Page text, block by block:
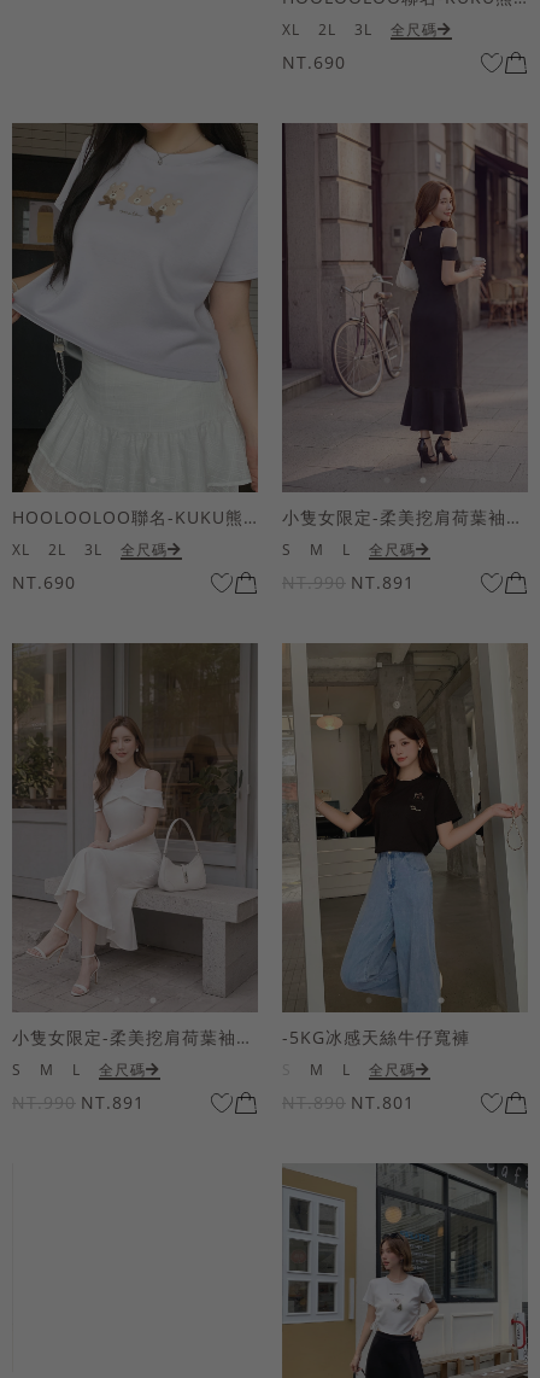
XL 2L 3L 全尺碼
NT.690
HOOLOOLOO聯名-KUKU熊蝴蝶結短袖上衣
XL 2L 3L 全尺碼
NT.690
小隻女限定-柔美挖肩荷葉袖魚尾長洋裝
S M L 全尺碼
NT.990 NT.891
小隻女限定-柔美挖肩荷葉袖魚尾長洋裝
S M L 全尺碼
NT.990 NT.891
-5KG冰感天絲牛仔寬褲
M L 全尺碼
NT.890 NT.801